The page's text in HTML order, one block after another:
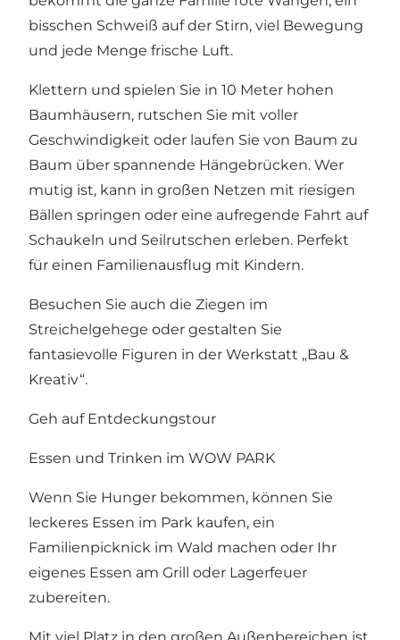
bisschen Schweiß auf der Stirn, viel Bewegung
und jede Menge frische Luft.
Klettern und spielen Sie in 10 Meter hohen
Baumhäusern, rutschen Sie mit voller
Geschwindigkeit oder laufen Sie von Baum zu
Baum über spannende Hängebrücken. Wer
mutig ist, kann in großen Netzen mit riesigen
Bällen springen oder eine aufregende Fahrt auf
Schaukeln und Seilrutschen erleben. Perfekt
für einen Familienausflug mit Kindern.
Besuchen Sie auch die Ziegen im
Streichelgehege oder gestalten Sie
fantasievolle Figuren in der Werkstatt „Bau &
Kreativ“.
Geh auf Entdeckungstour
Essen und Trinken im WOW PARK
Wenn Sie Hunger bekommen, können Sie
leckeres Essen im Park kaufen, ein
Familienpicknick im Wald machen oder Ihr
eigenes Essen am Grill oder Lagerfeuer
zubereiten.